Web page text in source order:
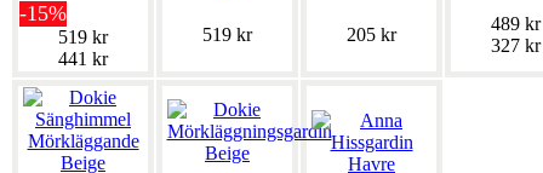
-15%
519 kr
441 kr
519 kr 205 kr
489 kr
327 kr